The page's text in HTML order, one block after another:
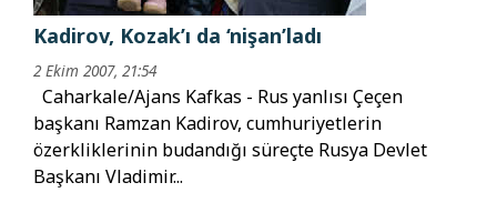
Kadirov, Kozak’ı da ‘nişan’ladı
2 Ekim 2007, 21:54
Caharkale/Ajans Kafkas - Rus yanlısı Çeçen
başkanı Ramzan Kadirov, cumhuriyetlerin
özerkliklerinin budandığı süreçte Rusya Devlet
Başkanı Vladimir...